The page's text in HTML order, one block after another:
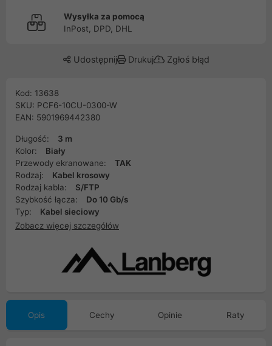
Wysyłka za pomocą
InPost, DPD, DHL
Udostępnij Drukuj Zgłoś błąd
Kod: 13638
SKU: PCF6-10CU-0300-W
EAN: 5901969442380
Długość:
3 m
Kolor:
Biały
Przewody ekranowane:
TAK
Rodzaj:
Kabel krosowy
Rodzaj kabla:
S/FTP
Szybkość łącza:
Do 10 Gb/s
Typ:
Kabel sieciowy
Zobacz więcej szczegółów
Opis Cechy Opinie Raty